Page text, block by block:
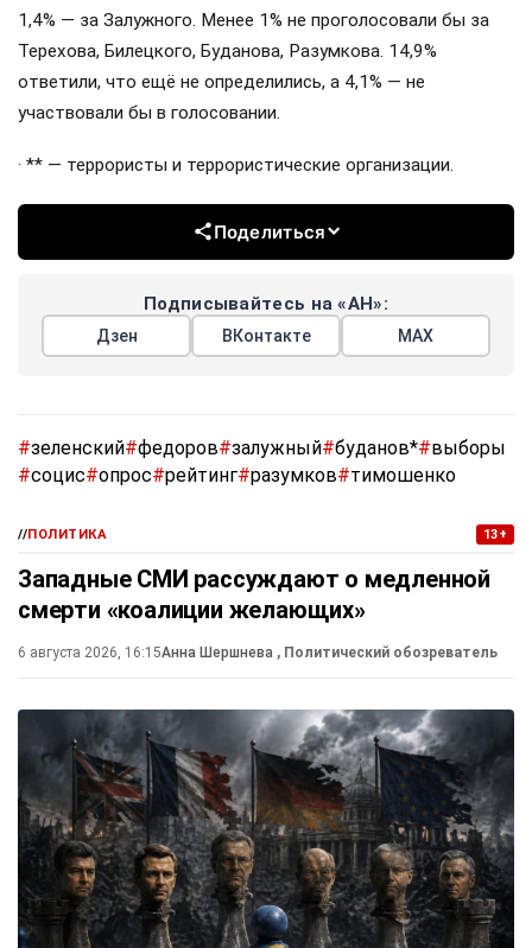
1,4% — за Залужного. Менее 1% не проголосовали бы за
Терехова, Билецкого, Буданова, Разумкова. 14,9%
ответили, что ещё не определились, а 4,1% — не
участвовали бы в голосовании.
· ** — террористы и террористические организации.
Поделиться
Подписывайтесь на «АН»:
Дзен ВКонтакте МАХ
#зеленский#федоров#залужный#буданов*#выборы
#социс#опрос#рейтинг#разумков#тимошенко
//ПОЛИТИКА 13+
Западные СМИ рассуждают о медленной
смерти «коалиции желающих»
6 августа 2026, 16:15Анна Шершнева , Политический обозреватель